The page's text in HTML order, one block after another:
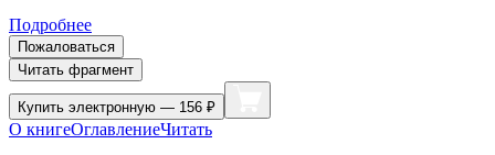
Подробнее
Пожаловаться
Читать фрагмент
Купить электронную — 156 ₽
О книгеОглавлениеЧитать